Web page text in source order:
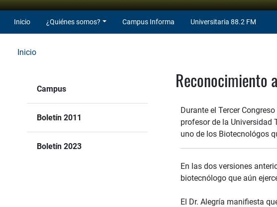
Inicio ¿Quiénes somos? Campus Informa Universitaria 88.2 FM
Inicio
Campus
Boletín 2011
Boletín 2023
Reconocimiento
Durante el Tercer
profesor de la Universidad
uno de los Biotecnológos
En las dos versiones
biotecnólogo que aún
El Dr. Alegría manifiesta